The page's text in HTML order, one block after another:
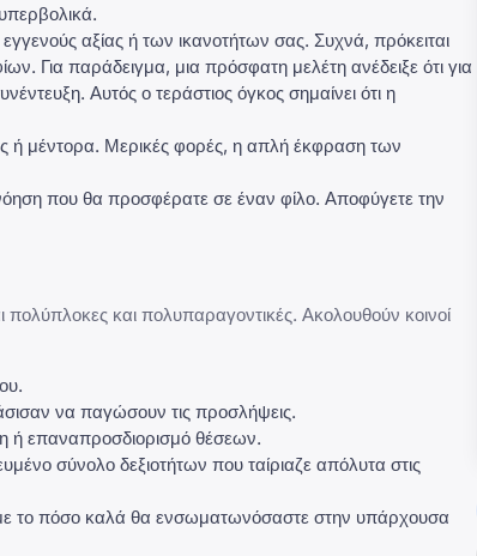
αξίας ή των ικανοτήτων σας. Συχνά, πρόκειται
Για παράδειγμα, μια πρόσφατη μελέτη ανέδειξε ότι για
Αυτός ο τεράστιος όγκος σημαίνει ότι η
ή μέντορα. Μερικές φορές, η απλή έκφραση των
που θα προσφέρατε σε έναν φίλο. Αποφύγετε την
και πολυπαραγοντικές. Ακολουθούν κοινοί
να παγώσουν τις προσλήψεις.
ή επαναπροσδιορισμό θέσεων.
σύνολο δεξιοτήτων που ταίριαζε απόλυτα στις
με το πόσο καλά θα ενσωματωνόσαστε στην υπάρχουσα